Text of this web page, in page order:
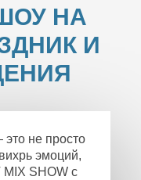
НА
И
не просто
эмоций,
SHOW с